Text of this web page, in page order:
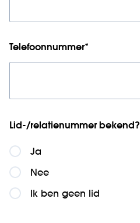
Telefoonnummer*
Lid-/relatienummer bekend?
Ja
Nee
Ik ben geen lid